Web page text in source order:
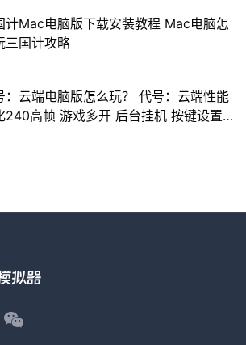
计Mac电脑版下载安装教程 Mac电脑怎
三国计攻略
：云端电脑版怎么玩？ 代号：云端性能
240高帧 游戏多开 后台挂机 按键设置